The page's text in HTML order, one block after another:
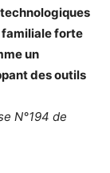
familiale forte
un
des outils
N°194 de